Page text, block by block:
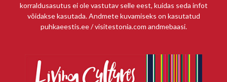
korraldusasutus ei ole vastutav selle eest, kuidas seda infot
võidakse kasutada. Andmete kuvamiseks on kasutatud
puhkaeestis.ee / visitestonia.com andmebaasi.